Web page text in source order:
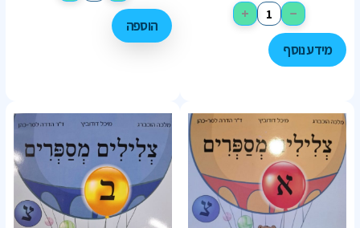
−
+
מידע נוסף
הוספה